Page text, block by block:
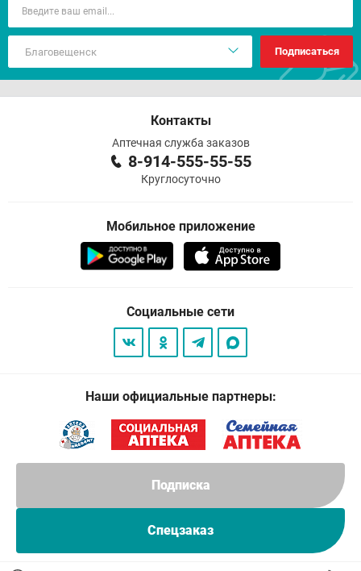
Подписка
Спецзаказ
Подписаться
Контакты
Аптечная служба заказов
8-914-555-55-55
Круглосуточно
Мобильное приложение
Социальные сети
Наши официальные партнеры: